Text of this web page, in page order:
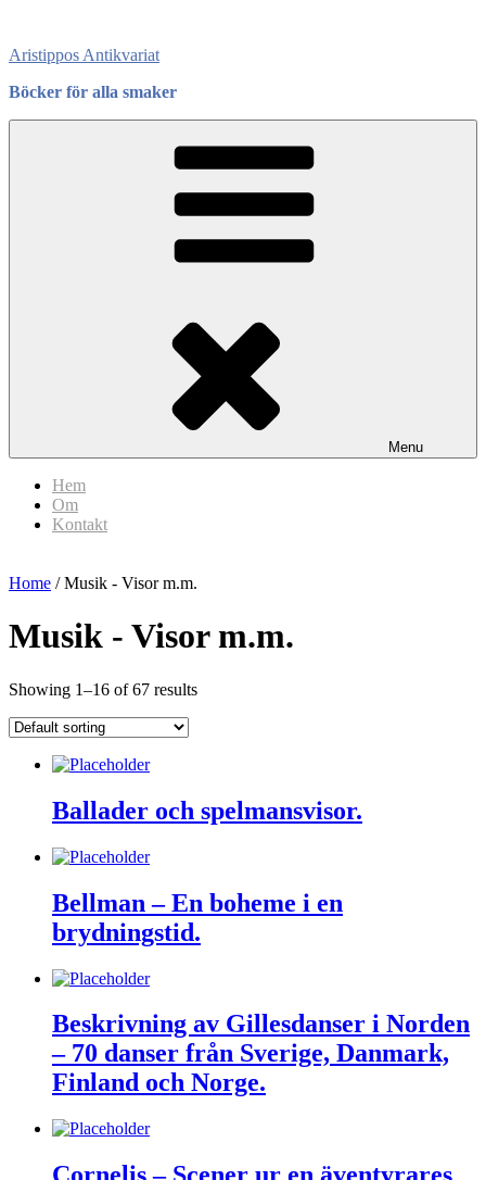
content
Aristippos Antikvariat
Böcker för alla smaker
Menu
Hem
Om
Kontakt
Home / Musik - Visor m.m.
Musik - Visor m.m.
Showing 1–16 of 67 results
Ballader och spelmansvisor.
Bellman – En boheme i en
brydningstid.
Beskrivning av Gillesdanser i Norden
– 70 danser från Sverige, Danmark,
Finland och Norge.